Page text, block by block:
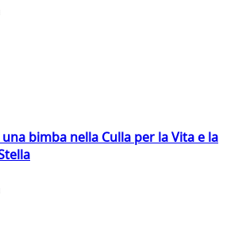
bimba nella Culla per la Vita e la